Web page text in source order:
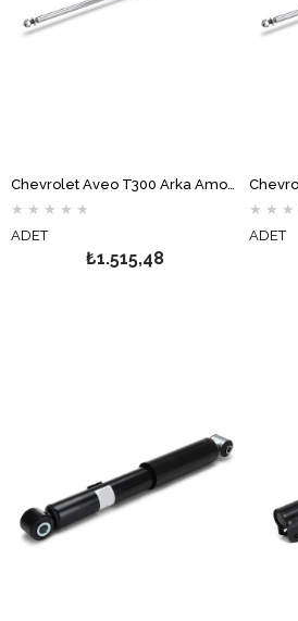
Chevrolet Aveo T300 Arka Amortisör MONROE
★ ★ ★ ★ ★
ADET
₺1.515,48
★ ★ ★
ADET